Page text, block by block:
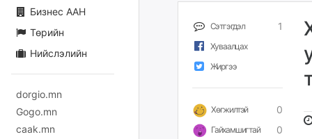
Бизнес ААН
Төрийн
Нийслэлийн
dorgio.mn
Gogo.mn
caak.mn
Сэтгэгдэл 1
Хуваалцах
Жиргээ
Хөгжилтэй 0
Гайхамшигтай 0